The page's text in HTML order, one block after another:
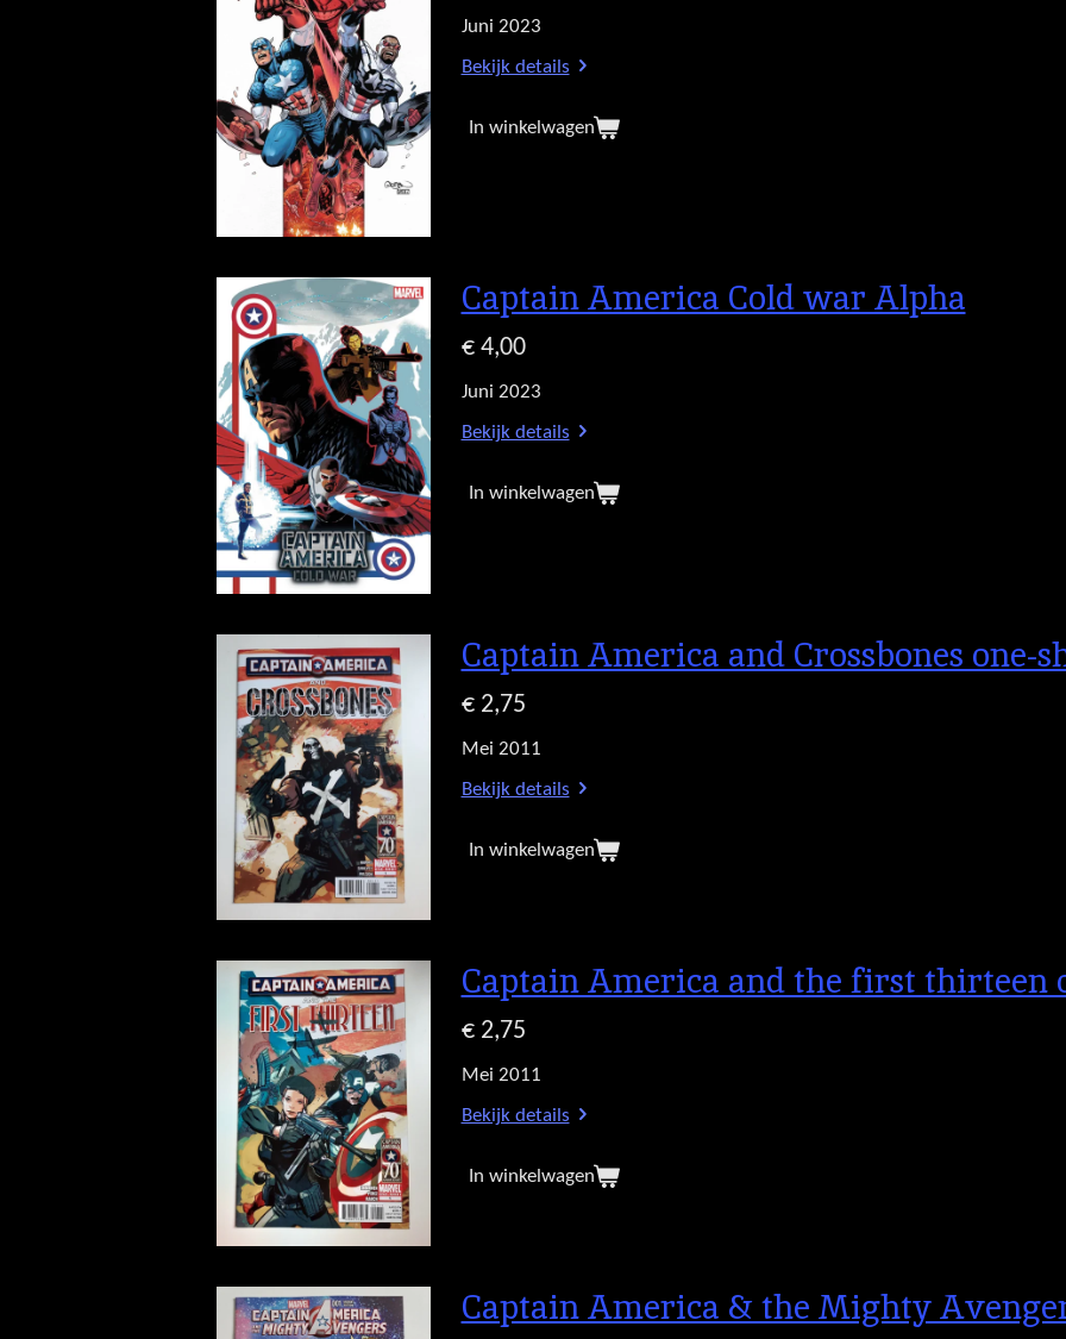
Juni 2023
Bekijk details
In winkelwagen
Captain America Cold war Alpha
€ 4,00
Juni 2023
Bekijk details
In winkelwagen
Captain America and Crossbones one-
€ 2,75
Mei 2011
Bekijk details
In winkelwagen
Captain America and the first thirteen
€ 2,75
Mei 2011
Bekijk details
In winkelwagen
Captain America & the Mighty